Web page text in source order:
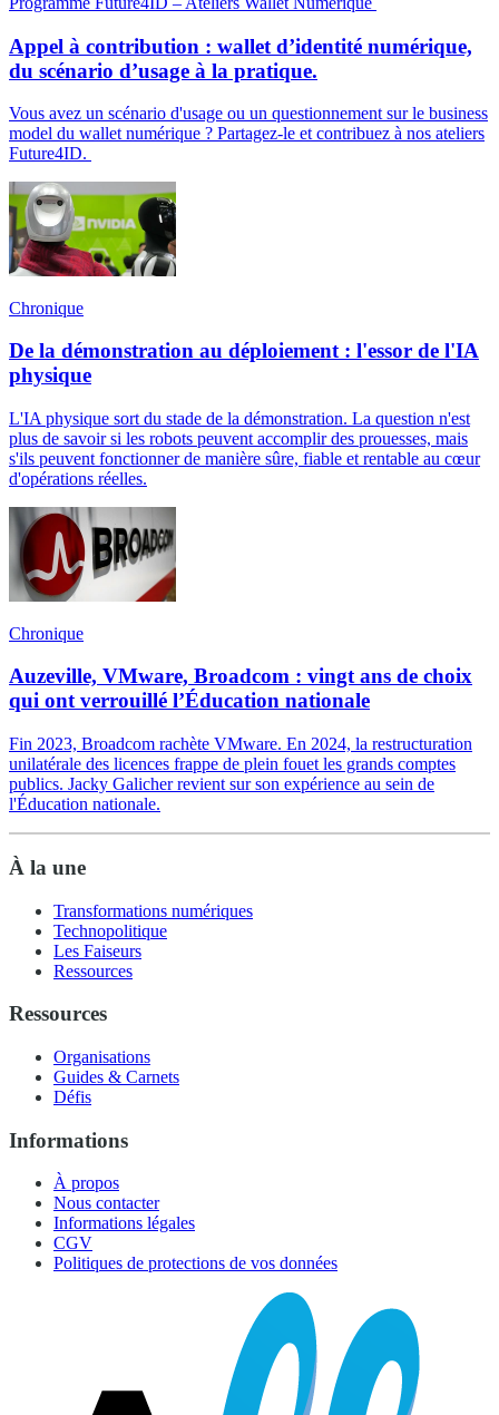
Appel à contribution : wallet d’identité numérique,
du scénario d’usage à la pratique.
Vous avez un scénario d'usage ou un questionnement sur le business
model du wallet numérique ? Partagez-le et contribuez à nos ateliers
Future4ID.
Chronique
De la démonstration au déploiement : l'essor de l'IA
physique
L'IA physique sort du stade de la démonstration. La question n'est
plus de savoir si les robots peuvent accomplir des prouesses, mais
s'ils peuvent fonctionner de manière sûre, fiable et rentable au cœur
d'opérations réelles.
Chronique
Auzeville, VMware, Broadcom : vingt ans de choix
qui ont verrouillé l’Éducation nationale
Fin 2023, Broadcom rachète VMware. En 2024, la restructuration
unilatérale des licences frappe de plein fouet les grands comptes
publics. Jacky Galicher revient sur son expérience au sein de
l'Éducation nationale.
À la une
Transformations numériques
Technopolitique
Les Faiseurs
Ressources
Ressources
Organisations
Guides & Carnets
Défis
Informations
À propos
Nous contacter
Informations légales
CGV
Politiques de protections de vos données